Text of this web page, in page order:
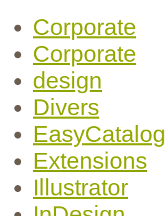
Corporate
Corporate
design
Divers
EasyCatalog
Extensions
Illustrator